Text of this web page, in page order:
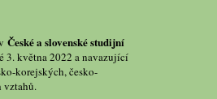
České a slovenské studijní
3. května 2022 a navazující
korejských, česko-
vztahů.